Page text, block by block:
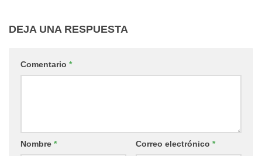
DEJA UNA RESPUESTA
Comentario *
Nombre * Correo electrónico *